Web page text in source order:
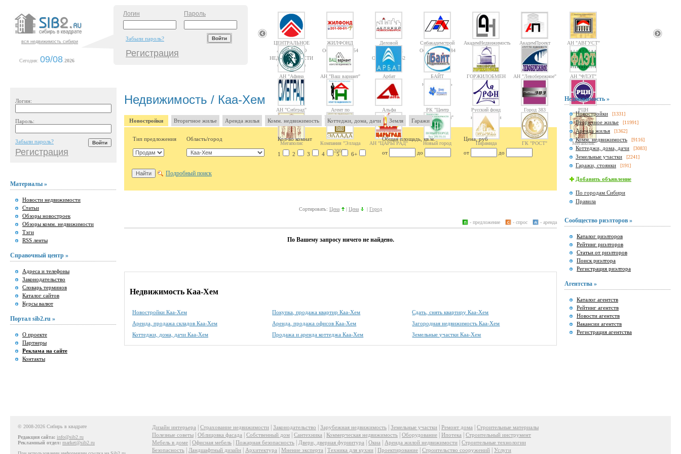
вся недвижимость сибири
Сегодня: 09/08 2026
Логин Пароль
Забыли пароль?
Регистрация
ЦЕНТРАЛЬНОЕ
АГЕНТСТВО
НЕДВИЖИМОСТИ
Объектов: 10
ЖИЛФОНД
Объектов: 14754
Деловой
Новосибирск
Объектов: 1362
Сибакадемстрой
Объектов: 10084
АкадемНедвижимость АкадемПроект АН "АВГУСТ"
АН "Афина
Паллада"
АН "Ваш вариант" Арбат
БАЙТ
недвижимость
ГОРЖИЛОБМЕН АН "Левобережное" АН "ФЛЭТ"
АН "Сибград"
Агент по
Недвижимости
Альфа
РК "Центр
недвижимости"
Русский фонд
недвижимости
Город 383 РЦН
Мегаполис
Компания "Эллада
2000"
АН "ЦАРЬГРАД" Новый город Пирамида ГК "РОСТ" Мегаполис
Логин:
Пароль:
Забыли пароль?
Регистрация
Материалы »
Новости недвижимости
Статьи
Обзоры новостроек
Обзоры комм. недвижимости
Тэги
RSS ленты
Справочный центр »
Адреса и телефоны
Законодательство
Словарь терминов
Каталог сайтов
Курсы валют
Портал sib2.ru »
О проекте
Партнеры
Реклама на сайте
Контакты
Недвижимость / Каа-Хем
Новостройки Вторичное жилье Аренда жилья Комм. недвижимость Коттеджи, дома, дачи Земля Гаражи
Тип предложения Область/город Кол-во комнат Общая площадь, кв.м. Цена, руб
1 2 3 4 5 6+ от до от до
Подробный поиск
Сортировать: Цена | Цена | Город
- аренда
- спрос
- предложение
По Вашему запросу ничего не найдено.
Недвижимость Каа-Хем
Новостройки Каа-Хем Покупка, продажа квартир Каа-Хем
Сдать, снять квартиру Каа-Хем
Аренда, продажа складов Каа-Хем
Аренда, продажа офисов Каа-Хем
Загородная недвижимость Каа-Хем
Коттеджи, дома, дачи Каа-Хем
Продажа и аренда коттеджа Каа-Хем Земельные участки Каа-Хем
Недвижимость »
Новостройки [1331]
Вторичное жилье [11991]
Аренда жилья [1362]
Комм. недвижимость [9116]
Коттеджи, дома, дачи [3083]
Земельные участки [2241]
Гаражи, стоянки [191]
Добавить объявление
По городам Сибири
Правила
Сообщество риэлторов »
Каталог риэлторов
Рейтинг риэлторов
Статьи от риэлторов
Поиск риэлтора
Регистрация риэлтора
Агентства »
Каталог агентств
Рейтинг агентств
Новости агентств
Вакансии агентств
Регистрация агентства
© 2008-2026 Сибирь в квадрате
Редакция сайта: info@sib2.ru
Рекламный отдел: market@sib2.ru
Дизайн интерьера Страхование недвижимости Законодательство Зарубежная недвижимость Земельные участки Ремонт дома
Строительные материалы
Полезные советы
Облицовка фасада Собственный дом Сантехника Коммерческая недвижимость Оборудование Ипотека
Строительный инструмент
Мебель в доме
Офисная мебель Пожарная безопасность Двери, дверная фурнитура Окна Аренда жилой недвижимости
Строительные технологии
Безопасность
Ландшафтный дизайн Архитектура Мнение эксперта Техника для кухни Проектирование Строительство сооружений Услуги